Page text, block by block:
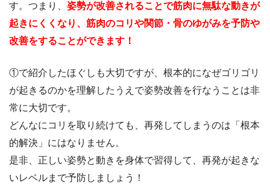
す。つまり、 姿勢が改善されることで筋肉に無駄な動きが
起きにくくなり、筋肉のコリや関節・骨のゆがみを予防や
改善をすることができます！
①で紹介したほぐしも大切ですが、根本的になぜゴリゴリ
が起きるのかを理解したうえで姿勢改善を行なうことは非
常に大切です。
どんなにコリを取り続けても、再発してしまうのは「根本
的解決」にはなりません。
是非、正しい姿勢と動きを身体で習得して、再発が起きな
いレベルまで予防しましょう！